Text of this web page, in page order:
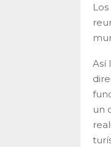
Así
un